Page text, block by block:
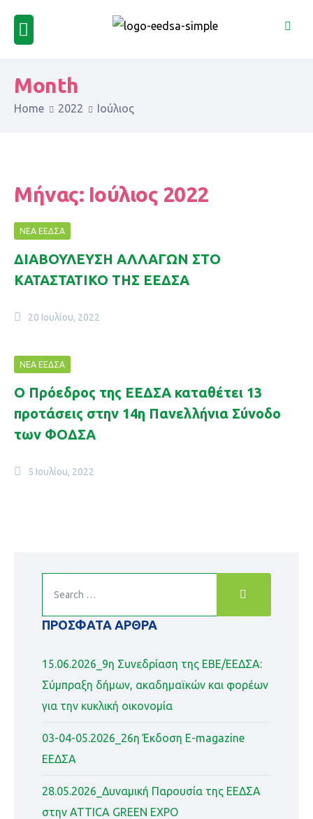
Month
Home 2022 Ιούλιος
Μήνας: Ιούλιος 2022
ΝΈΑ ΕΕΔΣΑ
ΔΙΑΒΟΥΛΕΥΣΗ ΑΛΛΑΓΩΝ ΣΤΟ
ΚΑΤΑΣΤΑΤΙΚΟ ΤΗΣ ΕΕΔΣΑ
20 Ιουλίου, 2022
ΝΈΑ ΕΕΔΣΑ
O Πρόεδρος της ΕΕΔΣΑ καταθέτει 13
προτάσεις στην 14η Πανελλήνια Σύνοδο
των ΦΟΔΣΑ
5 Ιουλίου, 2022
ΠΡΌΣΦΑΤΑ ΆΡΘΡΑ
15.06.2026_9η Συνεδρίαση της ΕΒΕ/ΕΕΔΣΑ:
Σύμπραξη δήμων, ακαδημαϊκών και φορέων
για την κυκλική οικονομία
03-04-05.2026_26η Έκδοση Ε-magazine
ΕΕΔΣΑ
28.05.2026_Δυναμική Παρουσία της ΕΕΔΣΑ
στην ATTICA GREEN EXPO